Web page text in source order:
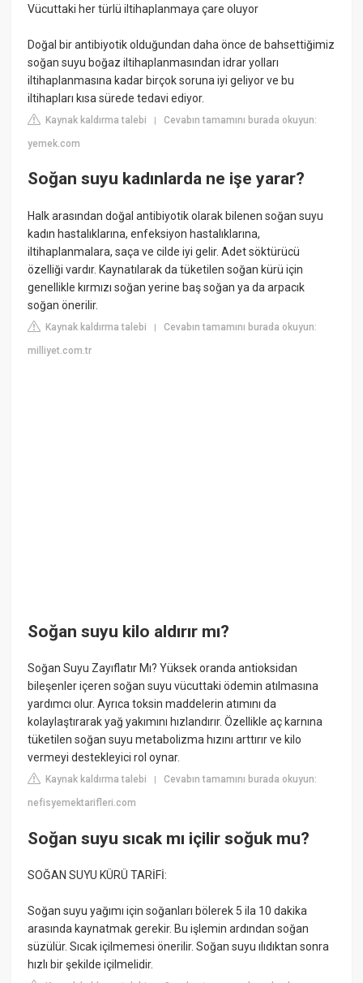
Vücuttaki her türlü iltihaplanmaya çare oluyor
Doğal bir antibiyotik olduğundan daha önce de bahsettiğimiz
soğan suyu boğaz iltihaplanmasından idrar yolları
iltihaplanmasına kadar birçok soruna iyi geliyor ve bu
iltihapları kısa sürede tedavi ediyor.
Kaynak kaldırma talebi |Cevabın tamamını burada okuyun:
yemek.com
Soğan suyu kadınlarda ne işe yarar?
Halk arasından doğal antibiyotik olarak bilenen soğan suyu
kadın hastalıklarına, enfeksiyon hastalıklarına,
iltihaplanmalara, saça ve cilde iyi gelir. Adet söktürücü
özelliği vardır. Kaynatılarak da tüketilen soğan kürü için
genellikle kırmızı soğan yerine baş soğan ya da arpacık
soğan önerilir.
Kaynak kaldırma talebi |Cevabın tamamını burada okuyun:
milliyet.com.tr
Soğan suyu kilo aldırır mı?
Soğan Suyu Zayıflatır Mı? Yüksek oranda antioksidan
bileşenler içeren soğan suyu vücuttaki ödemin atılmasına
yardımcı olur. Ayrıca toksin maddelerin atımını da
kolaylaştırarak yağ yakımını hızlandırır. Özellikle aç karnına
tüketilen soğan suyu metabolizma hızını arttırır ve kilo
vermeyi destekleyici rol oynar.
Kaynak kaldırma talebi |Cevabın tamamını burada okuyun:
nefisyemektarifleri.com
Soğan suyu sıcak mı içilir soğuk mu?
SOĞAN SUYU KÜRÜ TARİFİ:
Soğan suyu yağımı için soğanları bölerek 5 ila 10 dakika
arasında kaynatmak gerekir. Bu işlemin ardından soğan
süzülür. Sıcak içilmemesi önerilir. Soğan suyu ılıdıktan sonra
hızlı bir şekilde içilmelidir.